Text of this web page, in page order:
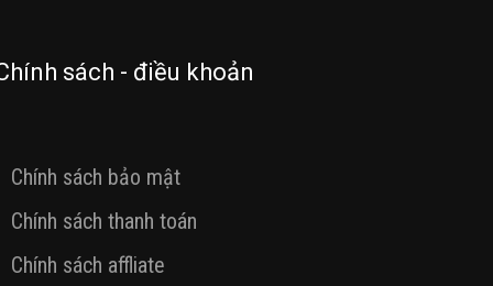
sách - điều khoản
Chính sách bảo mật
Chính sách thanh toán
Chính sách affliate